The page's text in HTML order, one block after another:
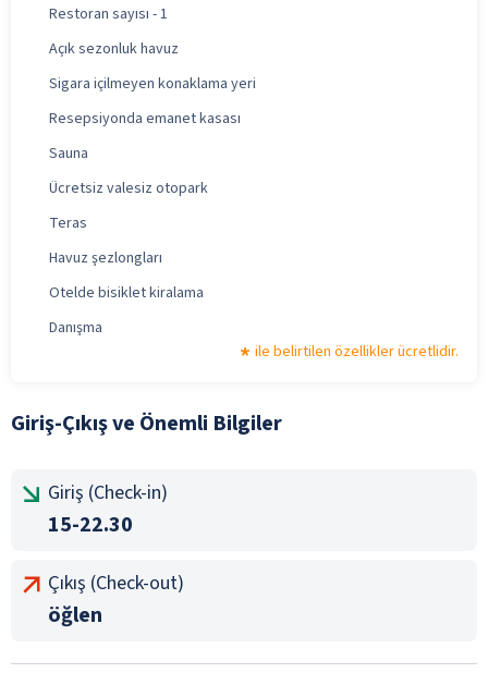
Restoran sayısı - 1
Açık sezonluk havuz
Sigara içilmeyen konaklama yeri
Resepsiyonda emanet kasası
Sauna
Ücretsiz valesiz otopark
Teras
Havuz şezlongları
Otelde bisiklet kiralama
Danışma
ile belirtilen özellikler ücretlidir.
Giriş-Çıkış ve Önemli Bilgiler
Giriş (Check-in)
15-22.30
Çıkış (Check-out)
öğlen